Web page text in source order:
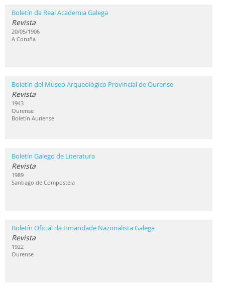
Boletín da Real Academia Galega
Revista
20/05/1906
A Coruña
Boletín del Museo Arqueológico Provincial de Ourense
Revista
1943
Ourense
Boletín Auriense
Boletín Galego de Literatura
Revista
1989
Santiago de Compostela
Boletín Oficial da Irmandade Nazonalista Galega
Revista
1922
Ourense